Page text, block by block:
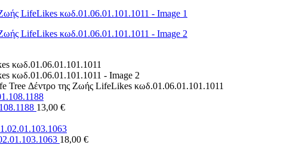
Tree Δέντρο της Ζωής LifeLikes κωδ.01.06.01.101.1011
13,00 €
18,00 €